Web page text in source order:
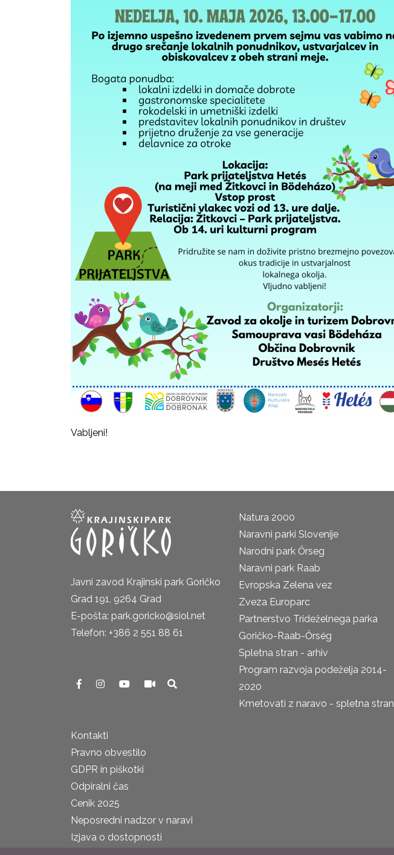
Vabljeni!
Javni zavod Krajinski park Goričko
Grad 191, 9264 Grad
E-pošta: park.goricko@siol.net
Telefon: +386 2 551 88 61
Kontakti
Pravno obvestilo
GDPR in piškotki
Odpiralni čas
Cenik 2025
Neposredni nadzor v naravi
Izjava o dostopnosti
Natura 2000
Naravni parki Slovenije
Narodni park Őrseg
Naravni park Raab
Evropska Zelena vez
Zveza Europarc
Partnerstvo Trideželnega parka
Goričko-Raab-Őrség
Spletna stran - arhiv
Program razvoja podeželja 2014-
2020
Kmetovati z naravo - spletna stran